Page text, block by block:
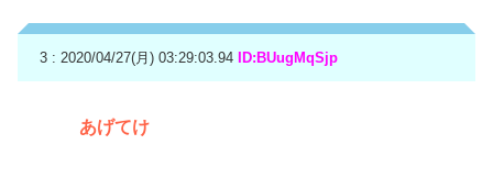
3 : 2020/04/27(月) 03:29:03.94 ID:BUugMqSjp
あげてけ